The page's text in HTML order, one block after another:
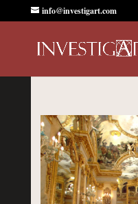
info@investigart.com